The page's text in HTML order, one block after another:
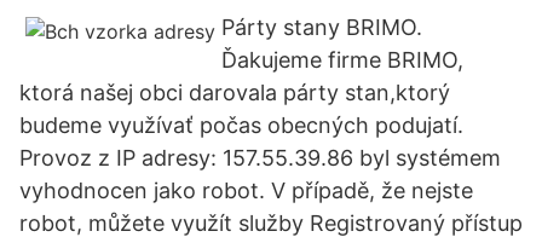
Párty stany BRIMO.
Ďakujeme firme BRIMO,
ktorá našej obci darovala párty stan,ktorý
budeme využívať počas obecných podujatí.
Provoz z IP adresy: 157.55.39.86 byl systémem
vyhodnocen jako robot. V případě, že nejste
robot, můžete využít služby Registrovaný přístup